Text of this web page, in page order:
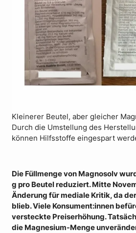
Kleinerer Beutel, aber gleicher
Durch die Umstellung des
können Hilfsstoffe eingespart
Die Füllmenge von Magnosolv
g pro Beutel reduziert. Mitte
Änderung für mediale Kritik, da
blieb. Viele Konsument:innen
versteckte Preiserhöhung.
die Magnesium-Menge